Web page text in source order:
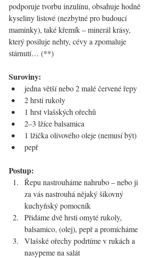
podporuje tvorbu inzulínu, obsahuje hodně
kyseliny listové (nezbytné pro budoucí
maminky), také křemík – minerál krásy,
který posiluje nehty, cévy a zpomaluje
stárnutí… (**)
Suroviny:
jedna větší nebo 2 malé červené řepy
2 hrsti rukoly
1 hrst vlašských ořechů
2–3 lžíce balsamica
1 lžička olivového oleje (nemusí být)
pepř
Postup:
Řepu nastrouháme nahrubo – nebo ji
za vás nastrouhá nějaký šikovný
kuchyňský pomocník
Přidáme dvě hrsti omyté rukoly,
balsamico, (olej), pepř a promícháme
Vlašské ořechy podrtíme v rukách a
nasypeme na salát